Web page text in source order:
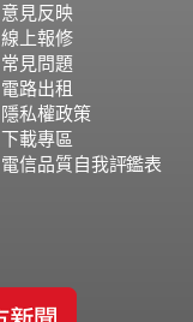
意見反映
線上報修
常見問題
電路出租
隱私權政策
下載專區
電信品質自我評鑑表